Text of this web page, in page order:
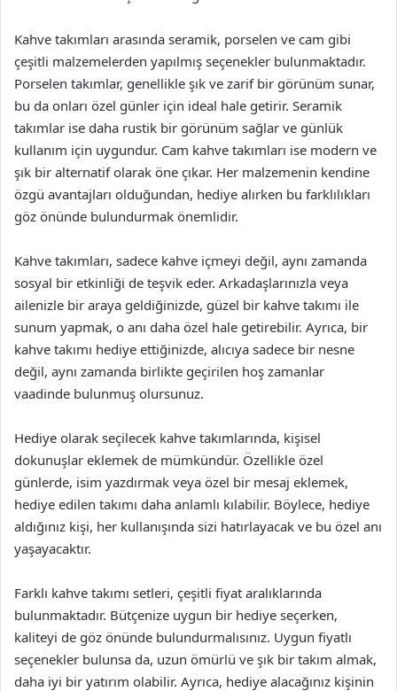
Kahve takımları arasında seramik, porselen ve cam gibi
çeşitli malzemelerden yapılmış seçenekler bulunmaktadır.
Porselen takımlar, genellikle şık ve zarif bir görünüm sunar,
bu da onları özel günler için ideal hale getirir. Seramik
takımlar ise daha rustik bir görünüm sağlar ve günlük
kullanım için uygundur. Cam kahve takımları ise modern ve
şık bir alternatif olarak öne çıkar. Her malzemenin kendine
özgü avantajları olduğundan, hediye alırken bu farklılıkları
göz önünde bulundurmak önemlidir.
Kahve takımları, sadece kahve içmeyi değil, aynı zamanda
sosyal bir etkinliği de teşvik eder. Arkadaşlarınızla veya
ailenizle bir araya geldiğinizde, güzel bir kahve takımı ile
sunum yapmak, o anı daha özel hale getirebilir. Ayrıca, bir
kahve takımı hediye ettiğinizde, alıcıya sadece bir nesne
değil, aynı zamanda birlikte geçirilen hoş zamanlar
vaadinde bulunmuş olursunuz.
Hediye olarak seçilecek kahve takımlarında, kişisel
dokunuşlar eklemek de mümkündür. Özellikle özel
günlerde, isim yazdırmak veya özel bir mesaj eklemek,
hediye edilen takımı daha anlamlı kılabilir. Böylece, hediye
aldığınız kişi, her kullanışında sizi hatırlayacak ve bu özel anı
yaşayacaktır.
Farklı kahve takımı setleri, çeşitli fiyat aralıklarında
bulunmaktadır. Bütçenize uygun bir hediye seçerken,
kaliteyi de göz önünde bulundurmalısınız. Uygun fiyatlı
seçenekler bulunsa da, uzun ömürlü ve şık bir takım almak,
daha iyi bir yatırım olabilir. Ayrıca, hediye alacağınız kişinin